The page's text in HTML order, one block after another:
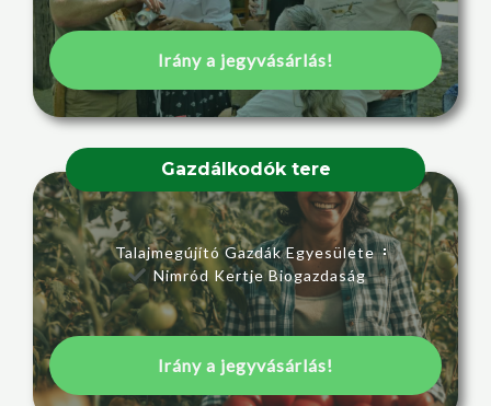
Irány a jegyvásárlás!
Gazdálkodók tere
Talajmegújító Gazdák Egyesülete
Nimród Kertje Biogazdaság
Irány a jegyvásárlás!